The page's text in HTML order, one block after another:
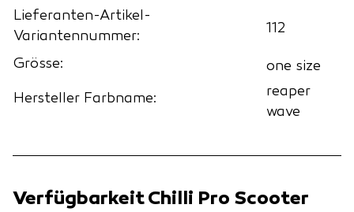
Lieferanten-Artikel-
Variantennummer:
112
Grösse:
one size
Hersteller Farbname:
reaper
wave
Verfügbarkeit Chilli Pro Scooter